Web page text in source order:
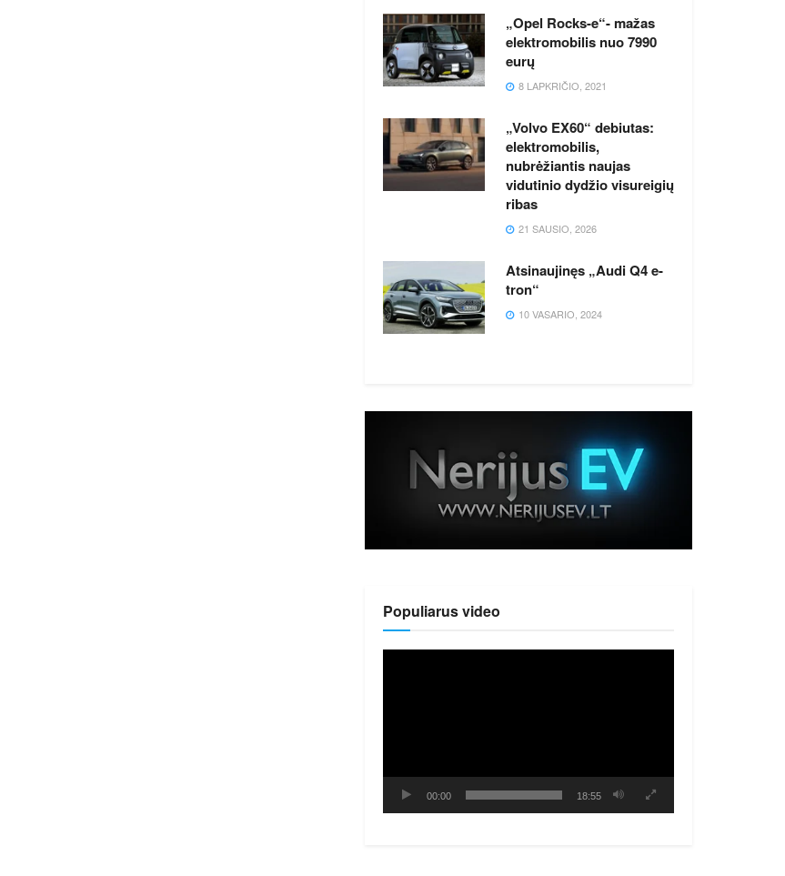
„Opel Rocks-e“- mažas
elektromobilis nuo 7990
eurų
8 LAPKRIČIO, 2021
„Volvo EX60“ debiutas:
elektromobilis,
nubrėžiantis naujas
vidutinio dydžio visureigių
ribas
21 SAUSIO, 2026
Atsinaujinęs „Audi Q4 e-
tron“
10 VASARIO, 2024
Populiarus video
00:00 18:55